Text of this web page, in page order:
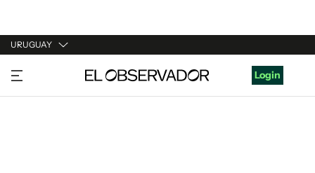
URUGUAY
URUGUAY
ARGENTINA
Login